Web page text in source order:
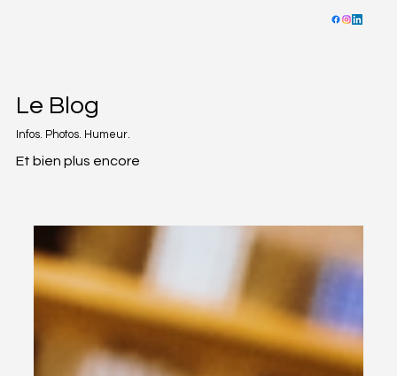
Le Blog
Infos. Photos. Humeur.
Et bien plus encore